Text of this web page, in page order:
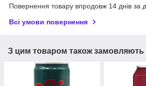
Повернення товару впродовж 14 днів за
Всі умови повернення
З цим товаром також замовляють